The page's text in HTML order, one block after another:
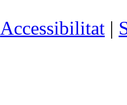
Accessibilitat |